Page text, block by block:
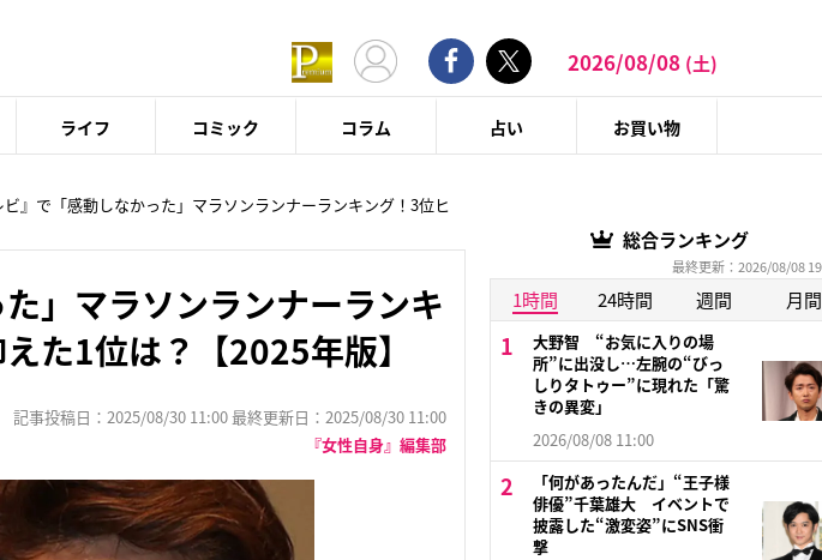
2026/08/08 (土)
ライフ コミック コラム 占い お買い物
』で「感動しなかった」マラソンランナーランキング！3位ヒ
」マラソンランナーランキ
た1位は？【2025年版】
記事投稿日：2025/08/30 11:00 最終更新日：2025/08/30 11:00
『女性自身』編集部
総合ランキング
最終更新：2026/08/08
1時間 24時間 週間 月間
大野智 “お気に入りの場
所”に出没し…左腕の“びっ
しりタトゥー”に現れた「驚
きの異変」
2026/08/08 11:00
「何があったんだ」“王子様
俳優”千葉雄大 イベントで
披露した“激変姿”にSNS衝
撃